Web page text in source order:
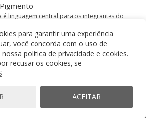
para garantir uma experiência
você concorda com o uso de
política de privacidade e cookies.
recusar os cookies, se
ACEITAR
é linguagem central para os integrantes do
que eles…
e-mails com novidades: